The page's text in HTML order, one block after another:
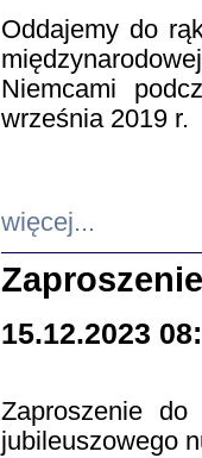
Oddajemy do
Niemcami
września 2019 r.
więcej...
15.12.2023
Zaproszenie do
jubileuszowego